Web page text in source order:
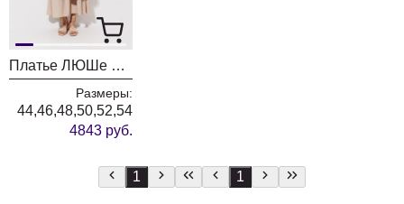
Платье ЛЮШе 4378 бежевый
Размеры:
44,46,48,50,52,54
4843 руб.
1 1